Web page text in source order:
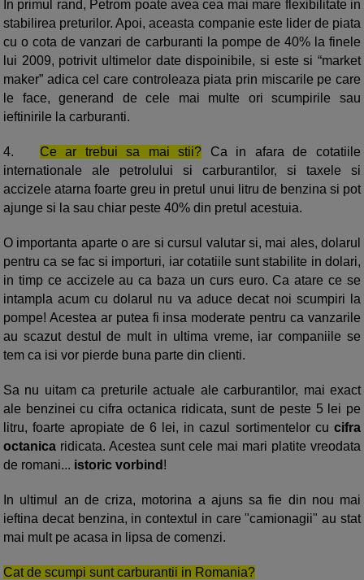
In primul rand, Petrom poate avea cea mai mare flexibilitate in
stabilirea preturilor. Apoi, aceasta companie este lider de piata
cu o cota de vanzari de carburanti la pompe de 40% la finele
lui 2009, potrivit ultimelor date dispoinibile, si este si “market
maker” adica cel care controleaza piata prin miscarile pe care
le face, generand de cele mai multe ori scumpirile sau
ieftinirile la carburanti.
4. Ce ar trebui sa mai stii? Ca in afara de cotatiile
internationale ale petrolului si carburantilor, si taxele si
accizele atarna foarte greu in pretul unui litru de benzina si pot
ajunge si la sau chiar peste 40% din pretul acestuia.
O importanta aparte o are si cursul valutar si, mai ales, dolarul
pentru ca se fac si importuri, iar cotatiile sunt stabilite in dolari,
in timp ce accizele au ca baza un curs euro. Ca atare ce se
intampla acum cu dolarul nu va aduce decat noi scumpiri la
pompe! Acestea ar putea fi insa moderate pentru ca vanzarile
au scazut destul de mult in ultima vreme, iar companiile se
tem ca isi vor pierde buna parte din clienti.
Sa nu uitam ca preturile actuale ale carburantilor, mai exact
ale benzinei cu cifra octanica ridicata, sunt de peste 5 lei pe
litru, foarte apropiate de 6 lei, in cazul sortimentelor cu cifra
octanica ridicata. Acestea sunt cele mai mari platite vreodata
de romani... istoric vorbind !
In ultimul an de criza, motorina a ajuns sa fie din nou mai
ieftina decat benzina, in contextul in care "camionagii" au stat
mai mult pe acasa in lipsa de comenzi.
Cat de scumpi sunt carburantii in Romania?